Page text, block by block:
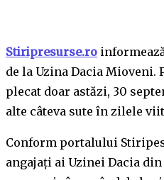
Stiripresurse.ro
de la Uzina Dacia Mioveni.
plecat doar astăzi, 30
alte câteva sute în zilele
Conform portalului
angajați ai Uzinei Dacia din